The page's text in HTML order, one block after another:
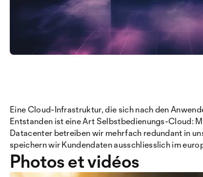
Eine Cloud-Infrastruktur, die sich nach den
Entstanden ist eine Art Selbstbedienungs-Cloud:
Datacenter betreiben wir mehrfach redundant in
speichern wir Kundendaten ausschliesslich im
Photos et vidéos